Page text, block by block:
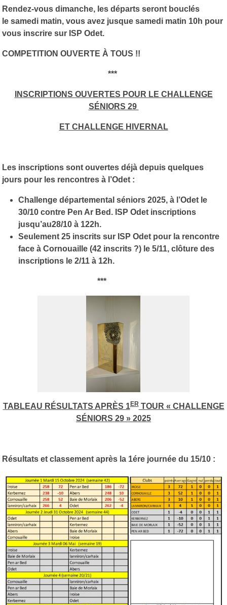
Rendez-vous dimanche, les départs seront bouclés
le samedi matin, vous avez jusque samedi matin 10h pour
vous inscrire sur ISP Odet.
COMPETITION OUVERTE À TOUS !!
***
INSCRIPTIONS OUVERTES POUR LE CHALLENGE
SÉNIORS 29
ET CHALLENGE HIVERNAL
Les inscriptions sont ouvertes déjà depuis quelques
jours pour les rencontres à l’Odet :
Challenge départemental séniors 2025, à l’Odet le
30/10 contre Pen Ar Bed. ISP Odet inscriptions
jusqu’au28/10 à 122h.
Seulement 25 inscrits sur ISP Odet pour la rencontre
face à Cornouaille (42 inscrits ?) le 5/11, clôture des
inscriptions le 2/11 à 12h.
***
TABLEAU RÉSULTATS APRÈS 1ERTOUR « CHALLENGE
SÉNIORS 29 » 2025
Résultats et classement après la 1ére journée du 15/10 :